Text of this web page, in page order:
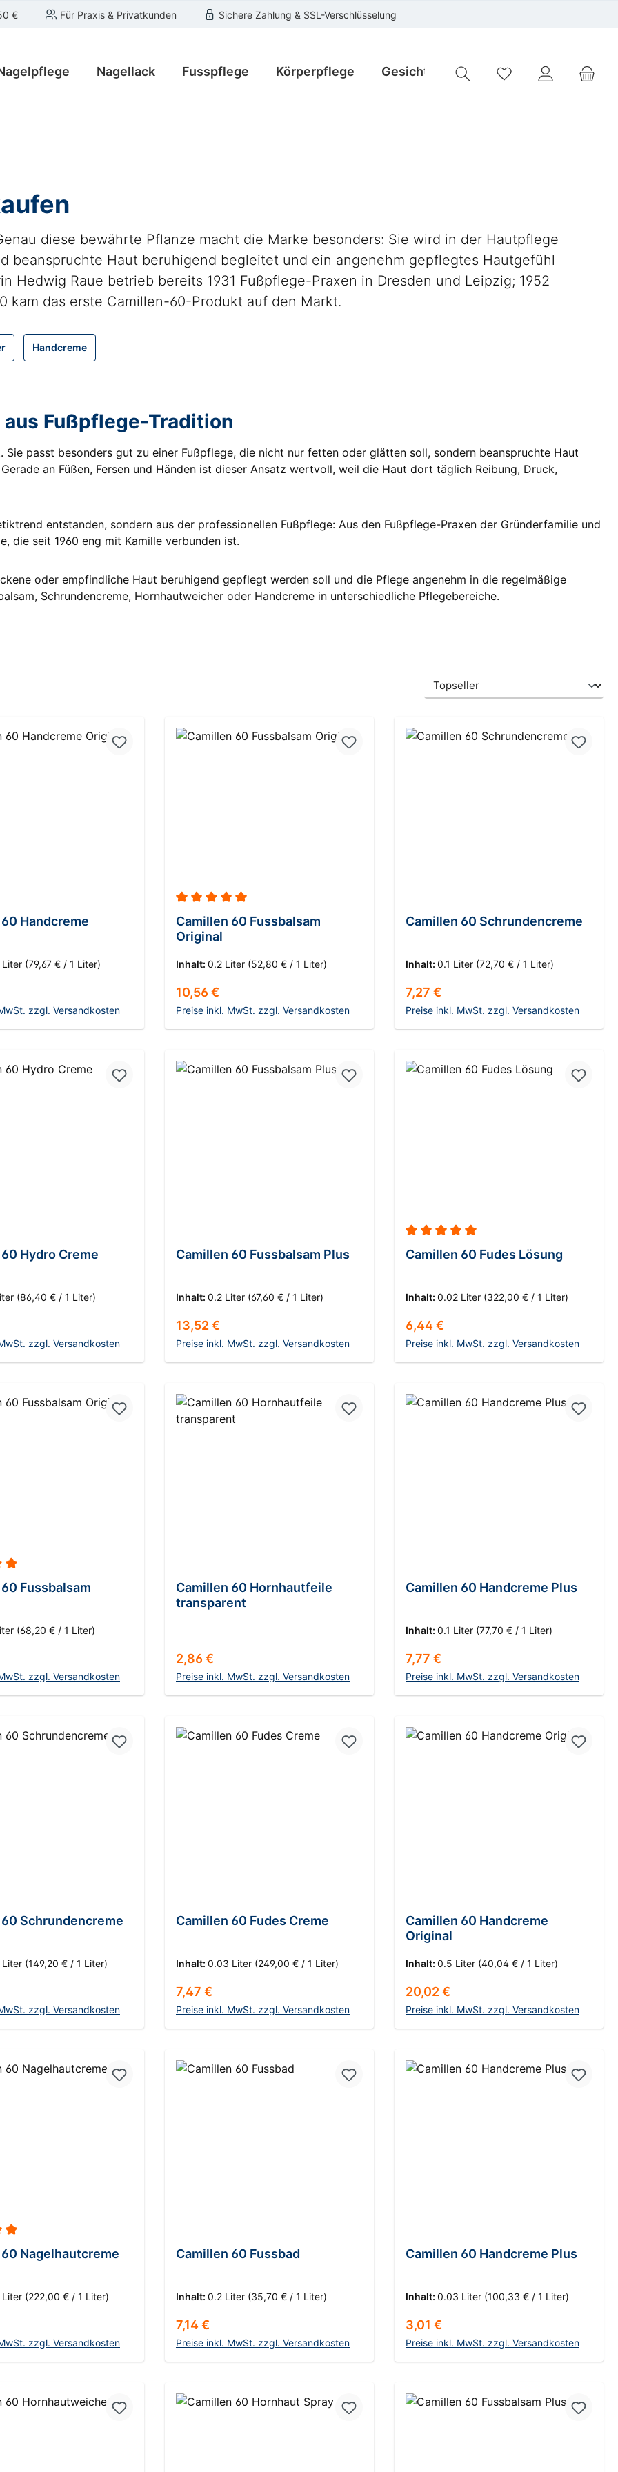
€ Für Praxis & Privatkunden Sichere Zahlung & SSL-Verschlüsselung
Nagellack Fusspflege Körperpflege Gesichtspflege Instrumente
Du hast 0 Produkte
diese bewährte Pflanze macht die Marke besonders: Sie wird in der Hautpflege
beanspruchte Haut beruhigend begleitet und ein angenehm gepflegtes Hautgefühl
Hedwig Raue betrieb bereits 1931 Fußpflege-Praxen in Dresden und Leipzig; 1952
kam das erste Camillen-60-Produkt auf den Markt.
Handcreme
Fußpflege-Tradition
passt besonders gut zu einer Fußpflege, die nicht nur fetten oder glätten soll, sondern beanspruchte Haut
an Füßen, Fersen und Händen ist dieser Ansatz wertvoll, weil die Haut dort täglich Reibung, Druck,
entstanden, sondern aus der professionellen Fußpflege: Aus den Fußpflege-Praxen der Gründerfamilie und
die seit 1960 eng mit Kamille verbunden ist.
oder empfindliche Haut beruhigend gepflegt werden soll und die Pflege angenehm in die regelmäßige
Schrundencreme, Hornhautweicher oder Handcreme in unterschiedliche Pflegebereiche.
Handcreme
(79,67 € / 1 Liter)
zzgl. Versandkosten
Durchschnittliche Bewertung von 5 von 5 Sternen
Camillen 60 Fussbalsam
Original
Inhalt: 0.2 Liter (52,80 € / 1 Liter)
Regulärer Preis:
10,56 €
Preise inkl. MwSt. zzgl. Versandkosten
Camillen 60 Schrundencreme
Inhalt: 0.1 Liter (72,70 € / 1 Liter)
Regulärer Preis:
7,27 €
Preise inkl. MwSt. zzgl. Versandkosten
Hydro Creme
(86,40 € / 1 Liter)
zzgl. Versandkosten
Camillen 60 Fussbalsam Plus
Inhalt: 0.2 Liter (67,60 € / 1 Liter)
Regulärer Preis:
13,52 €
Preise inkl. MwSt. zzgl. Versandkosten
Durchschnittliche Bewertung von 5 von
Camillen 60 Fudes Lösung
Inhalt: 0.02 Liter (322,00 € / 1 Liter)
Regulärer Preis:
6,44 €
Preise inkl. MwSt. zzgl. Versandkosten
Bewertung von 5 von 5 Sternen
Fussbalsam
(68,20 € / 1 Liter)
zzgl. Versandkosten
Camillen 60 Hornhautfeile
transparent
Regulärer Preis:
2,86 €
Preise inkl. MwSt. zzgl. Versandkosten
Camillen 60 Handcreme Plus
Inhalt: 0.1 Liter (77,70 € / 1 Liter)
Regulärer Preis:
7,77 €
Preise inkl. MwSt. zzgl. Versandkosten
Schrundencreme
(149,20 € / 1 Liter)
zzgl. Versandkosten
Camillen 60 Fudes Creme
Inhalt: 0.03 Liter (249,00 € / 1 Liter)
Regulärer Preis:
7,47 €
Preise inkl. MwSt. zzgl. Versandkosten
Camillen 60 Handcreme
Original
Inhalt: 0.5 Liter (40,04 € / 1 Liter)
Regulärer Preis:
20,02 €
Preise inkl. MwSt. zzgl. Versandkosten
Bewertung von 5 von 5 Sternen
Nagelhautcreme
(222,00 € / 1 Liter)
zzgl. Versandkosten
Camillen 60 Fussbad
Inhalt: 0.2 Liter (35,70 € / 1 Liter)
Regulärer Preis:
7,14 €
Preise inkl. MwSt. zzgl. Versandkosten
Camillen 60 Handcreme Plus
Inhalt: 0.03 Liter (100,33 € / 1 Liter)
Regulärer Preis:
3,01 €
Preise inkl. MwSt. zzgl. Versandkosten